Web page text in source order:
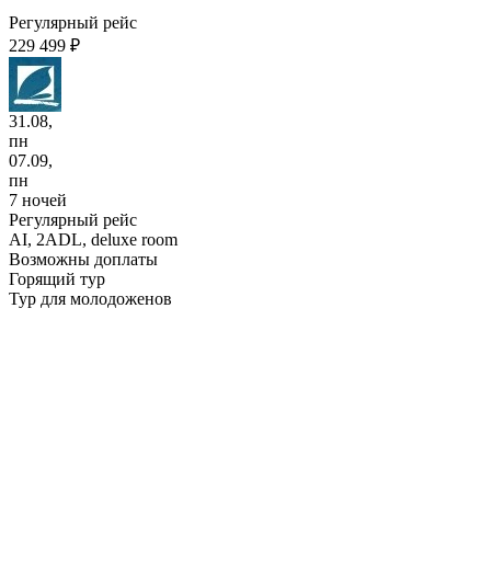
Регулярный рейс
229 499 ₽
31.08,
пн
07.09,
пн
7 ночей
Регулярный рейс
AI, 2ADL, deluxe room
Возможны доплаты
Горящий тур
Тур для молодоженов